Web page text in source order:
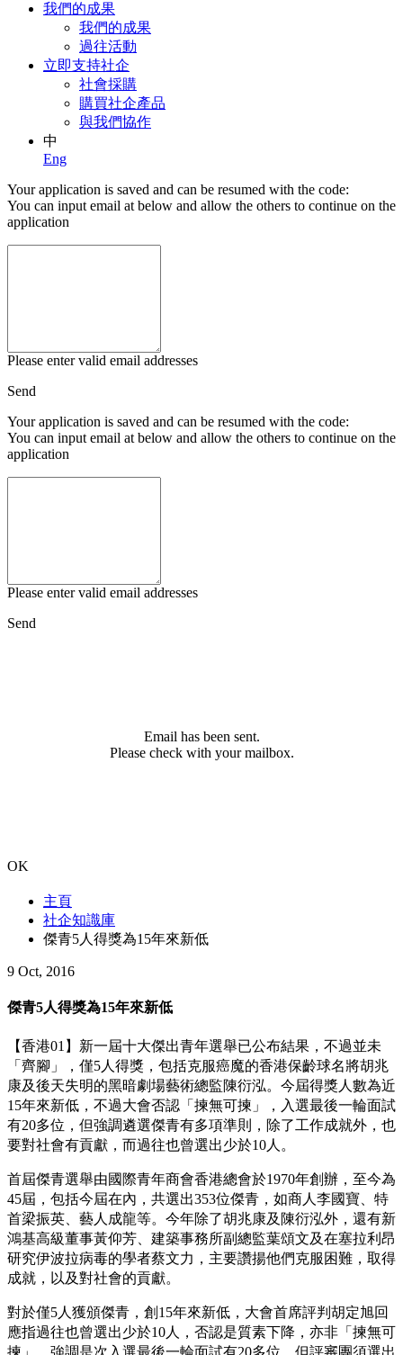
我們的成果
我們的成果
過往活動
立即支持社企
社會採購
購買社企產品
與我們協作
中
Eng
Your application is saved and can be resumed with the code:
You can input email at below and allow the others to continue on the
application
Please enter valid email addresses
Send
Your application is saved and can be resumed with the code:
You can input email at below and allow the others to continue on the
application
Please enter valid email addresses
Send
Email has been sent.
Please check with your mailbox.
OK
主頁
社企知識庫
傑青5人得獎為15年來新低
9 Oct, 2016
傑青5人得獎為15年來新低
【香港01】新一屆十大傑出青年選舉已公布結果，不過並未
「齊腳」，僅5人得獎，包括克服癌魔的香港保齡球名將胡兆
康及後天失明的黑暗劇場藝術總監陳衍泓。今屆得獎人數為近
15年來新低，不過大會否認「揀無可揀」，入選最後一輪面試
有20多位，但強調遴選傑青有多項準則，除了工作成就外，也
要對社會有貢獻，而過往也曾選出少於10人。
首屆傑青選舉由國際青年商會香港總會於1970年創辦，至今為
45屆，包括今屆在內，共選出353位傑青，如商人李國寶、特
首梁振英、藝人成龍等。今年除了胡兆康及陳衍泓外，還有新
鴻基高級董事黃仰芳、建築事務所副總監葉頌文及在塞拉利昂
研究伊波拉病毒的學者蔡文力，主要讚揚他們克服困難，取得
成就，以及對社會的貢獻。
對於僅5人獲頒傑青，創15年來新低，大會首席評判胡定旭回
應指過往也曾選出少於10人，否認是質素下降，亦非「揀無可